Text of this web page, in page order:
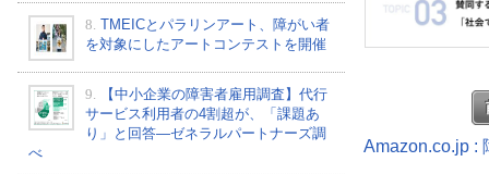
8. TMEICとパラリンアート、障がい者
を対象にしたアートコンテストを開催
9.
【中小企業の障害者雇用調査】代行
サービス利用者の4割超が、「課題あ
り」と回答―ゼネラルパートナーズ調
べ
Amazon.co.jp :